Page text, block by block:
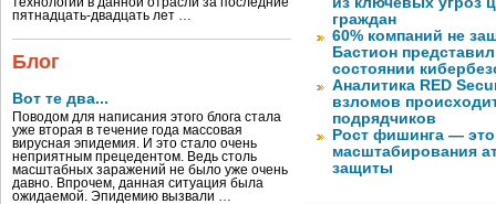
пятнадцать-двадцать лет …
Блог
Вот те два...
Поводом для написания этого блога стала
уже вторая в течение года массовая
вирусная эпидемия. И это стало очень
неприятным прецедентом. Ведь столь
масштабных заражений не было уже очень
давно. Впрочем, данная ситуация была
ожидаемой. Эпидемию вызвали …
граждан
60% компаний не
Бастион
состоянии
Аналитика RED
взломов
подрядчиков
Рост фишинга —
масштабирования
защиты